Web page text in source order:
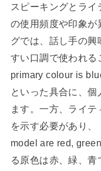
スピーキングとライ
の使用頻度や印象が
グでは、話し手の
すい口調で使われ
primary colour is
といった具合に、
ます。一方、ライ
を示す必要があり
model are red,
る原色は赤、緑、